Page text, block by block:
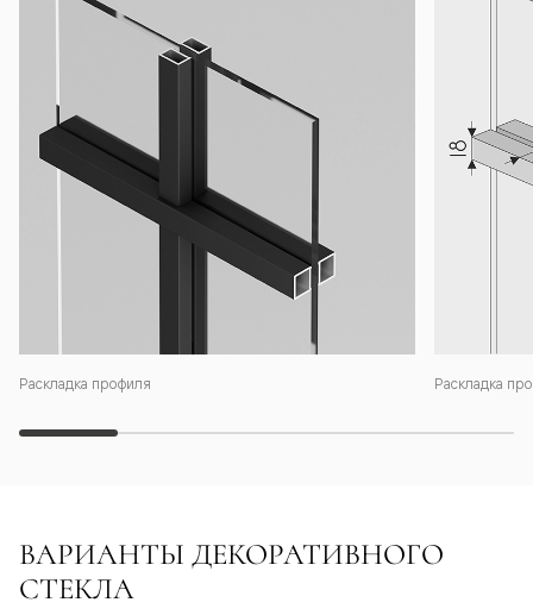
Раскладка профиля Раскладка
ВАРИАНТЫ ДЕКОРАТИВНОГО
СТЕКЛА